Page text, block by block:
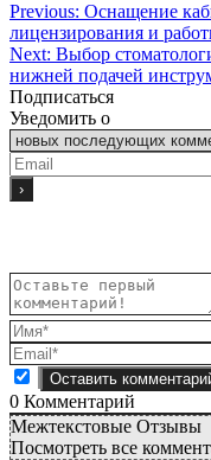
Previous: Оснащение
лицензирования и
Next: Выбор
нижней подачей
Подписаться
Уведомить о
0 Комментарий
Межтекстовые Отзывы
Посмотреть все